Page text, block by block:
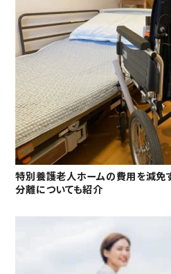
特別養護老人ホームの費用を減免
分離についても紹介